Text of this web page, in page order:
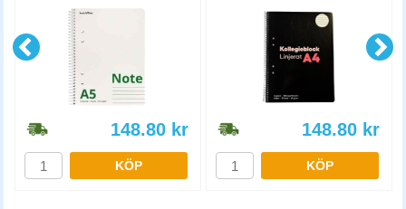
148.80 kr
KÖP
148.80 kr
KÖP